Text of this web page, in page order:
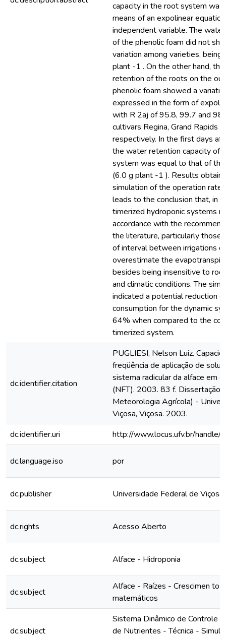
capacity in the root system
means of an expolinear
independent variable. The
of the phenolic foam did not
variation among varieties,
plant -1 . On the other hand,
retention of the roots on the
phenolic foam showed a
expressed in the form of
with R 2aj of 95.8, 99.7 and
cultivars Regina, Grand Rapids
respectively. In the first days
the water retention capacity of
system was equal to that of
(6.0 g plant -1 ). Results
simulation of the operation rate
leads to the conclusion that, in
timerized hydroponic systems
accordance with the
the literature, particularly those
of interval between irrigations
overestimate the
besides being insensitive to
and climatic conditions. The
indicated a potential reduction
consumption for the dynamic
64% when compared to the
timerized system.
dc.identifier.citation
PUGLIESI, Nelson Luiz.
freqüência de aplicação de
sistema radicular da alface em
(NFT). 2003. 83 f. Dissertação
Meteorologia Agrícola) -
Viçosa, Viçosa. 2003.
dc.identifier.uri
http://www.locus.ufv.br/
dc.language.iso por
dc.publisher Universidade Federal de Viçosa
dc.rights Acesso Aberto
dc.subject Alface - Hidroponia
dc.subject
Alface - Raízes - Crescimen to
matemáticos
dc.subject
Sistema Dinâmico de Controle
de Nutrientes - Técnica -